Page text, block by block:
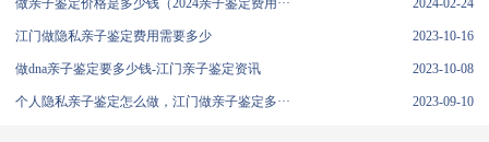
江门做隐私亲子鉴定费用需要多少 2023-10-16
做dna亲子鉴定要多少钱-江门亲子鉴定资讯 2023-10-08
个人隐私亲子鉴定怎么做，江门做亲子鉴定多··· 2023-09-10